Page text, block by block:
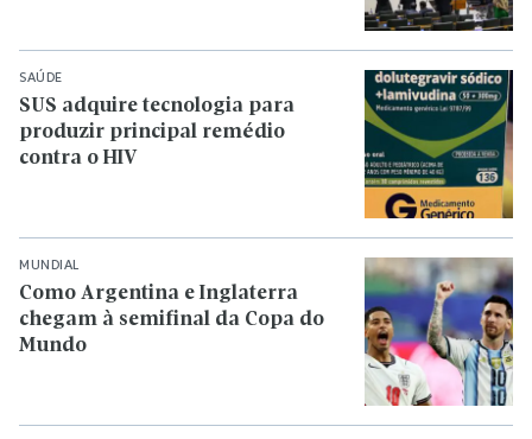
SAÚDE
SUS adquire tecnologia para
produzir principal remédio
contra o HIV
MUNDIAL
Como Argentina e Inglaterra
chegam à semifinal da Copa do
Mundo